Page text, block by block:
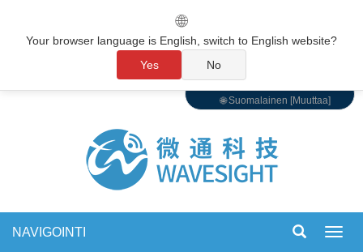
🌐 Suomalainen [Muuttaa]
NAVIGOINTI
🌐
Your browser language is English, switch to English website?
Yes
No